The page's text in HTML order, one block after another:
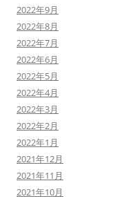
2022年9月
2022年8月
2022年7月
2022年6月
2022年5月
2022年4月
2022年3月
2022年2月
2022年1月
2021年12月
2021年11月
2021年10月